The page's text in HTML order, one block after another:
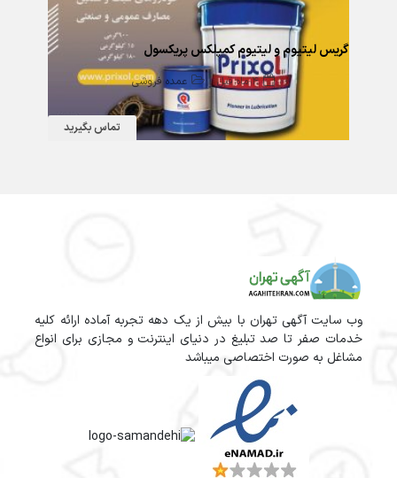
تماس بگیرید
گریس لیتیوم و لیتیوم کمپلکس پریکسول
4 ماه قبل عمده فروشی
وب سایت آگهی تهران با بیش از یک دهه تجربه آماده ارائه کلیه
خدمات صفر تا صد تبلیغ در دنیای اینترنت و مجازی برای انواع
مشاغل به صورت اختصاصی میباشد